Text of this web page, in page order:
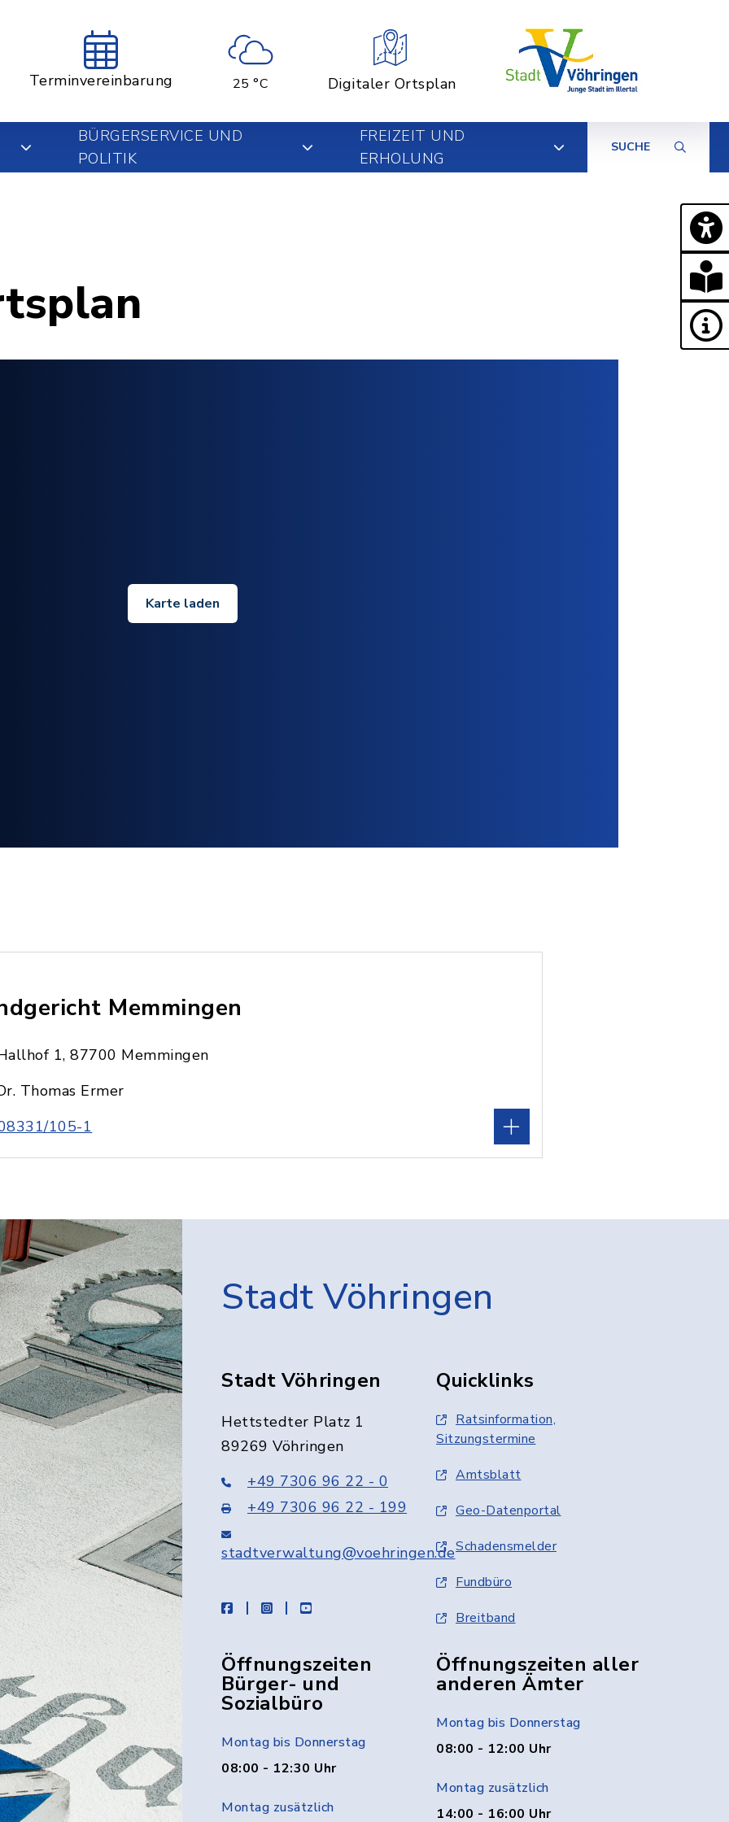
Terminvereinbarung 25 °C Digitaler Ortsplan
BÜRGERSERVICE UND
POLITIK
FREIZEIT UND
ERHOLUNG
SUCHE
Karte laden
Memmingen
1, 87700 Memmingen
Thomas Ermer
105-1
Stadt Vöhringen
Stadt Vöhringen
Hettstedter Platz 1
89269 Vöhringen
+49 7306 96 22 - 0
+49 7306 96 22 - 199
stadtverwaltung@voehringen.de
facebookinstagramyoutube
Quicklinks
Ratsinformation,
Sitzungstermine
Amtsblatt
Geo-Datenportal
Schadensmelder
Fundbüro
Breitband
Öffnungszeiten
Bürger- und
Sozialbüro
Montag bis Donnerstag
08:00 - 12:30 Uhr
Montag zusätzlich
Öffnungszeiten aller
anderen Ämter
Montag bis Donnerstag
08:00 - 12:00 Uhr
Montag zusätzlich
14:00 - 16:00 Uhr